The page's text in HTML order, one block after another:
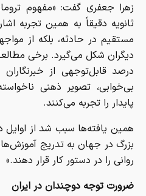
زهرا جعفری گفت: «مفهوم
ثانویه دقیقاً به همین تجربه
مستقیم در حادثه، بلکه از
دیگران شکل می‌گیرد. برخی
درصد قابل‌توجهی از
بی‌خوابی، تصویر ذهنی
پایدار را تجربه می‌کنند.
بزرگ در جهان به تدریج
روانی را در دستور کار قرار دهند.»
ضرورت توجه دوچندان در ایران